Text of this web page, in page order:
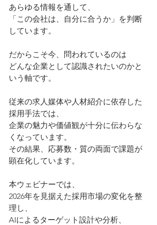
あらゆる情報を通して、
「この会社は、自分に合うか」を判断
しています。
だからこそ今、問われているのは
どんな企業として認識されたいのかと
いう軸です。
従来の求人媒体や人材紹介に依存した
採用手法では、
企業の魅力や価値観が十分に伝わらな
くなっています。
その結果、応募数・質の両面で課題が
顕在化しています。
本ウェビナーでは、
2026年を見据えた採用市場の変化を整
理し、
AIによるターゲット設計や分析、